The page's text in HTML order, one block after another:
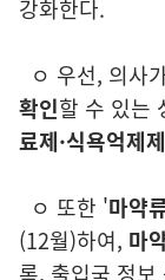
강화한다.
ㅇ 우선, 의사
확인할 수 있는
료제·식욕억제제
ㅇ 또한 '마약
(12월)하여, 마
록, 출입국 정보